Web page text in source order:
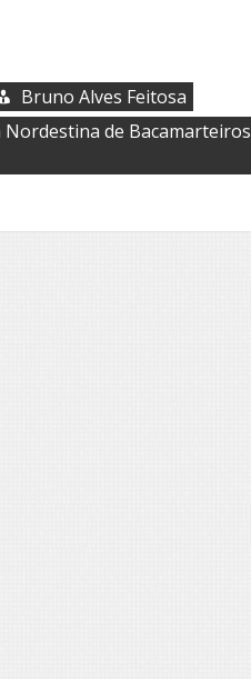
Bruno Alves Feitosa
de Bacamarteiros